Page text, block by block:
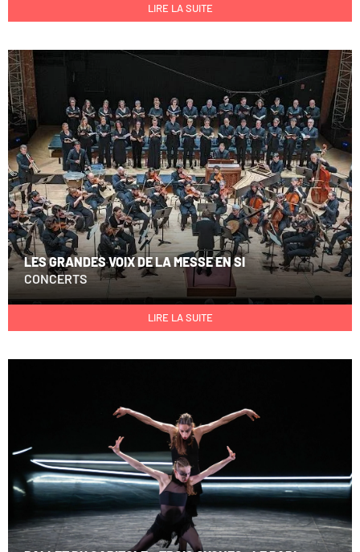
LIRE LA SUITE
LES GRANDES VOIX DE LA MESSE EN SI
CONCERTS
LIRE LA SUITE